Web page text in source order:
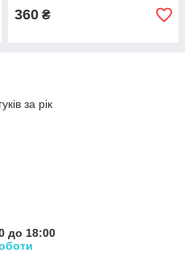
360 ₴
за рік
до 18:00